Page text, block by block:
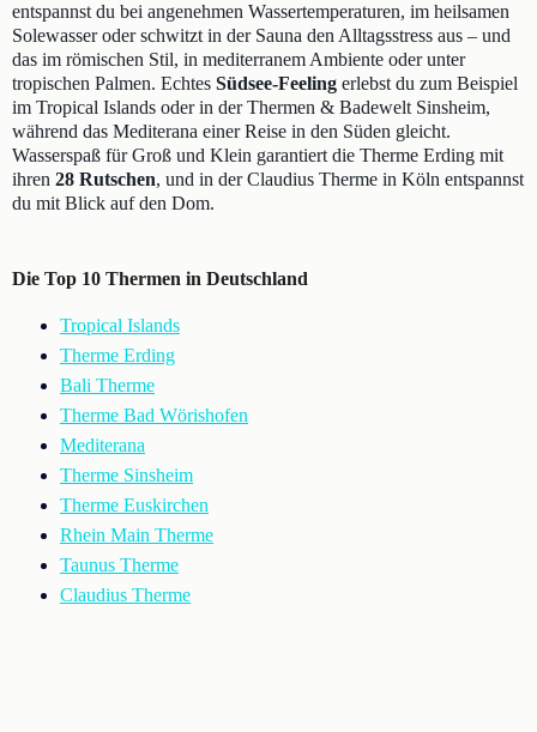
entspannst du bei angenehmen Wassertemperaturen, im heilsamen
Solewasser oder schwitzt in der Sauna den Alltagsstress aus – und
das im römischen Stil, in mediterranem Ambiente oder unter
tropischen Palmen. Echtes Südsee-Feeling erlebst du zum Beispiel
im Tropical Islands oder in der Thermen & Badewelt Sinsheim,
während das Mediterana einer Reise in den Süden gleicht.
Wasserspaß für Groß und Klein garantiert die Therme Erding mit
ihren 28 Rutschen, und in der Claudius Therme in Köln entspannst
du mit Blick auf den Dom.
Die Top 10 Thermen in Deutschland
Tropical Islands
Therme Erding
Bali Therme
Therme Bad Wörishofen
Mediterana
Therme Sinsheim
Therme Euskirchen
Rhein Main Therme
Taunus Therme
Claudius Therme